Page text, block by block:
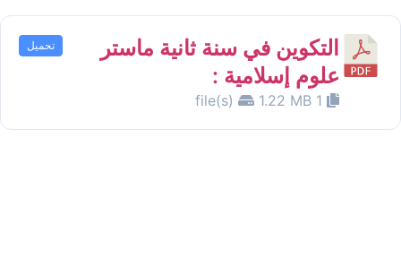
التكوين في سنة ثانية ماستر
علوم إسلامية :
1.22 MB
تحميل